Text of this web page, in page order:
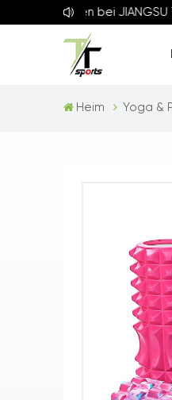
JIANGSU TT
Heim Yoga &